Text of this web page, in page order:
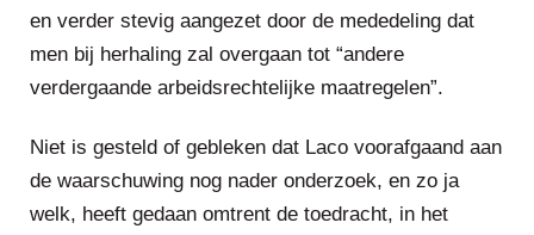
en verder stevig aangezet door de mededeling dat
men bij herhaling zal overgaan tot “andere
verdergaande arbeidsrechtelijke maatregelen”.
Niet is gesteld of gebleken dat Laco voorafgaand aan
de waarschuwing nog nader onderzoek, en zo ja
welk, heeft gedaan omtrent de toedracht, in het